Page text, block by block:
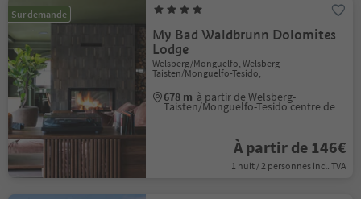
Sur demande
My Bad Waldbrunn Dolomites
Lodge
Welsberg/Monguelfo, Welsberg-
Taisten/Monguelfo-Tesido,
678 m à partir de Welsberg-
Taisten/Monguelfo-Tesido centre de
À partir de 146€
1 nuit / 2 personnes incl. TVA